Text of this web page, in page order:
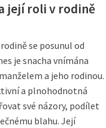
její roli v rodině
se posunul od
je snacha vnímána
a jeho rodinou.
a plnohodnotná
své názory, podílet
blahu. Její